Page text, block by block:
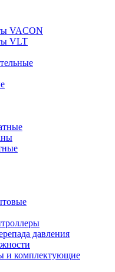
VACON
VLT
давления
и комплектующие